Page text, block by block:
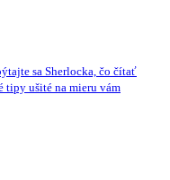
sa Sherlocka, čo čítať
tipy ušité na mieru vám